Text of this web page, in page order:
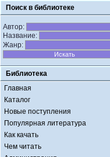
Поиск в библиотеке
Автор:
Название:
Жанр:
Библиотека
Главная
Каталог
Новые поступления
Популярная литература
Как качать
Чем читать